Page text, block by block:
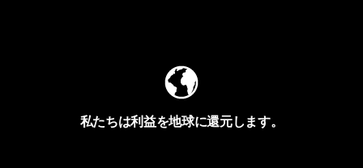
私たちは利益を地球に還元します。